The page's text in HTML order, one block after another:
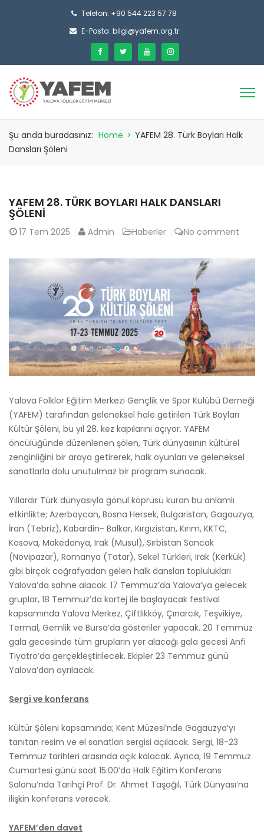
Telefon: +90 544 223 57 78
E-Posta: bilgi@yafem.org.tr
Şu anda buradasınız: Home > YAFEM 28. Türk Boyları Halk
Dansları Şöleni
YAFEM 28. TÜRK BOYLARI HALK DANSLARI
ŞÖLENI
17 Tem 2025 Admin Haberler No comment
Yalova Folklor Eğitim Merkezi Gençlik ve Spor Kulübü Derneği
(YAFEM) tarafından geleneksel hale getirilen Türk Boyları
Kültür Şöleni, bu yıl 28. kez kapılarını açıyor. YAFEM
öncülüğünde düzenlenen şölen, Türk dünyasının kültürel
zenginliğini bir araya getirerek, halk oyunları ve geleneksel
sanatlarla dolu unutulmaz bir program sunacak.
Yıllardır Türk dünyasıyla gönül köprüsü kuran bu anlamlı
etkinlikte; Azerbaycan, Bosna Hersek, Bulgaristan, Gagauzya,
İran (Tebriz), Kabardin- Balkar, Kırgızistan, Kırım, KKTC,
Kosova, Makedonya, Irak (Musul), Sırbistan Sancak
(Novipazar), Romanya (Tatar), Sekel Türkleri, Irak (Kerkük)
gibi birçok coğrafyadan gelen halk dansları toplulukları
Yalova’da sahne alacak. 17 Temmuz’da Yalova’ya gelecek
gruplar, 18 Temmuz’da kortej ile başlayacak festival
kapsamında Yalova Merkez, Çiftlikköy, Çınarcık, Teşvikiye,
Termal, Gemlik ve Bursa’da gösteriler yapacak. 20 Temmuz
gala gecesinde tüm grupların yer alacağı gala gecesi Anfi
Tiyatro’da gerçekleştirilecek. Ekipler 23 Temmuz günü
Yalova’dan ayrılacak.
Sergi ve konferans
Kültür Şöleni kapsamında; Kent Müzesi’nde Gagauzya’yı
tanıtan resim ve el sanatları sergisi açılacak. Sergi, 18-23
Temmuz tarihleri arasında açık kalacak. Ayrıca; 19 Temmuz
Cumartesi günü saat 15:00’da Halk Eğitim Konferans
Salonu’nda Tarihçi Prof. Dr. Ahmet Taşağıl, Türk Dünyası’na
ilişkin konferans verecek.
YAFEM’den davet